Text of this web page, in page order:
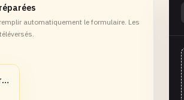
automatiquement le formulaire. Les
Convertir un PDF protege apres authentification